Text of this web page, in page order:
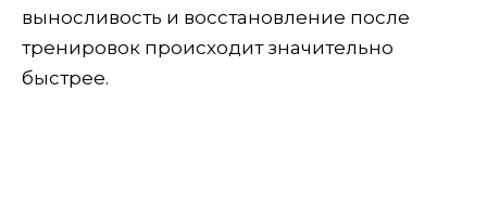
выносливость и восстановление после
тренировок происходит значительно
быстрее.